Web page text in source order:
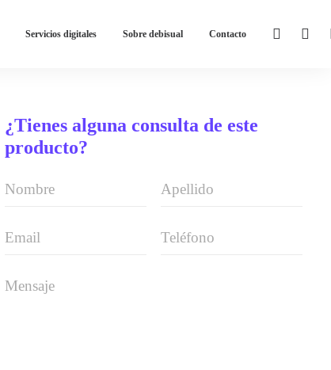
Servicios digitales Sobre debisual Contacto
¿Tienes alguna consulta de este
producto?